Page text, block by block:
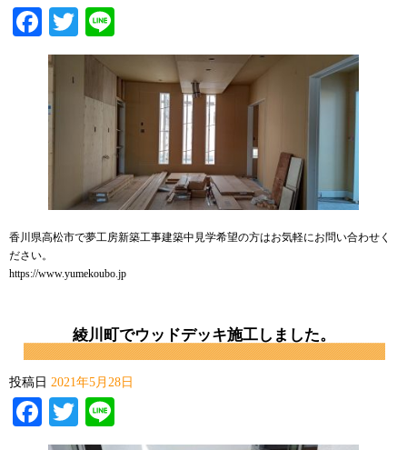
Facebook
Twitter
香川県高松市で夢工房新築工事建築中見学希望の方はお気軽にお問い合わせく
ださい。
https://www.yumekoubo.jp
綾川町でウッドデッキ施工しました。
投稿日 2021年5月28日
Facebook
Twitter